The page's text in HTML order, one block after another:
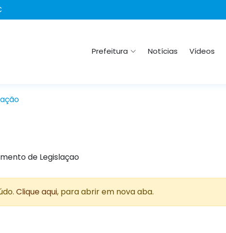
Prefeitura Notícias Vídeos
de Legislaçao
Clique aqui, para abrir em nova aba.